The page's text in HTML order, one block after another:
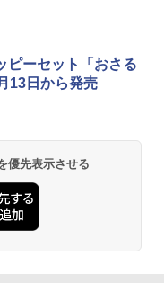
ピーセット「おさる
13日から発売
優先表示させる